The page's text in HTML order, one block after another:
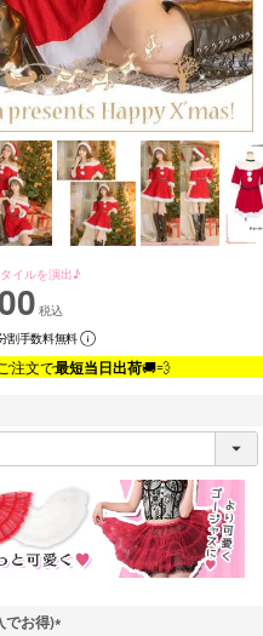
イルを演出♪
税込
割手数料無料
注文で最短当日出荷🚚💨
でお得)